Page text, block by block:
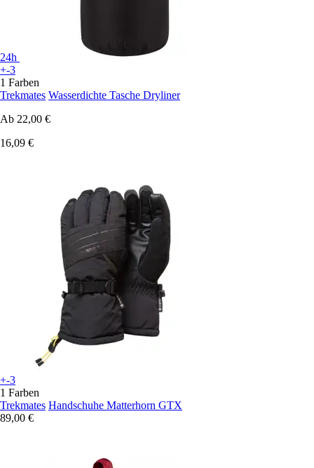
24h
+-3
1 Farben
Trekmates Wasserdichte Tasche Dryliner
Ab 22,00 €
16,09 €
+-3
1 Farben
Trekmates Handschuhe Matterhorn GTX
89,00 €